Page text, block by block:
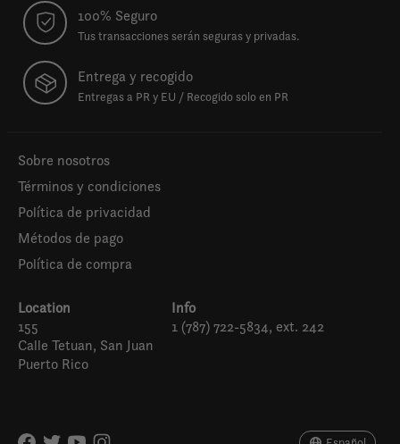
100% Seguro
Tus transacciones serán seguras y privadas.
Entrega y recogido
Entregas a PR y EU / Recogido solo en PR
Sobre nosotros
Términos y condiciones
Política de privacidad
Métodos de pago
Política de compra
Location
155
Calle Tetuan, San Juan
Puerto Rico
Info
1 (787) 722-5834, ext. 242